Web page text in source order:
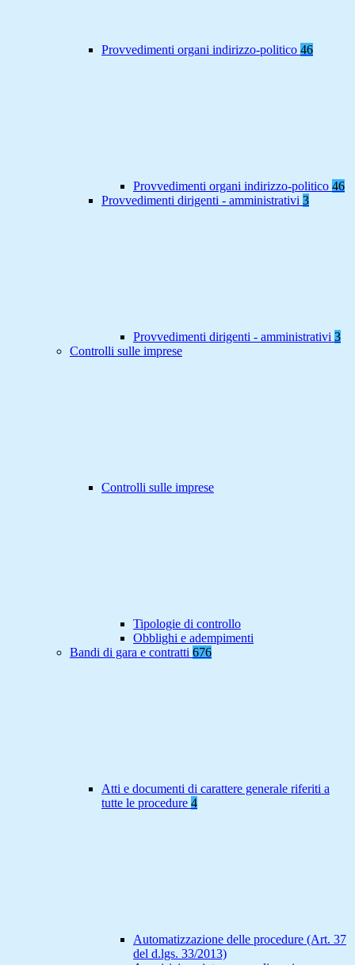
Provvedimenti organi indirizzo-politico 46
Provvedimenti organi indirizzo-politico 46
Provvedimenti dirigenti - amministrativi 3
Provvedimenti dirigenti - amministrativi 3
Controlli sulle imprese
Controlli sulle imprese
Tipologie di controllo
Obblighi e adempimenti
Bandi di gara e contratti 676
Atti e documenti di carattere generale riferiti a
tutte le procedure 4
Automatizzazione delle procedure (Art. 37
del d.lgs. 33/2013)